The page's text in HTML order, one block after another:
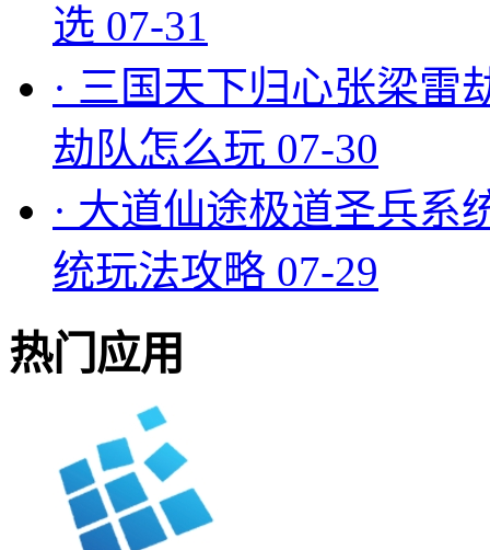
选 07-31
· 三国天下归心张梁雷
劫队怎么玩 07-30
· 大道仙途极道圣兵系
统玩法攻略 07-29
热门应用